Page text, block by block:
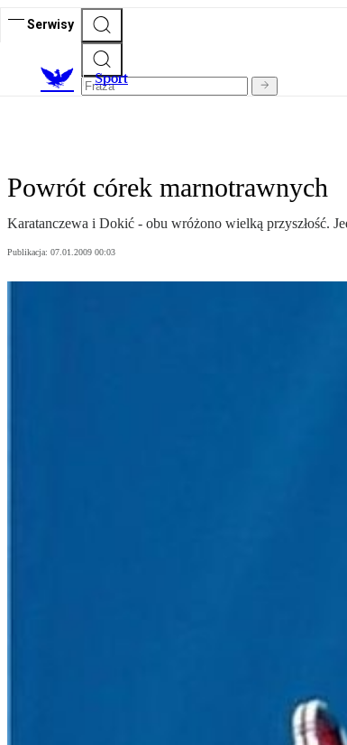
Serwisy
Sport
Powrót córek marnotrawnych
Karatanczewa i Dokić - obu wróżono wielką przyszłość.
Publikacja: 07.01.2009 00:03